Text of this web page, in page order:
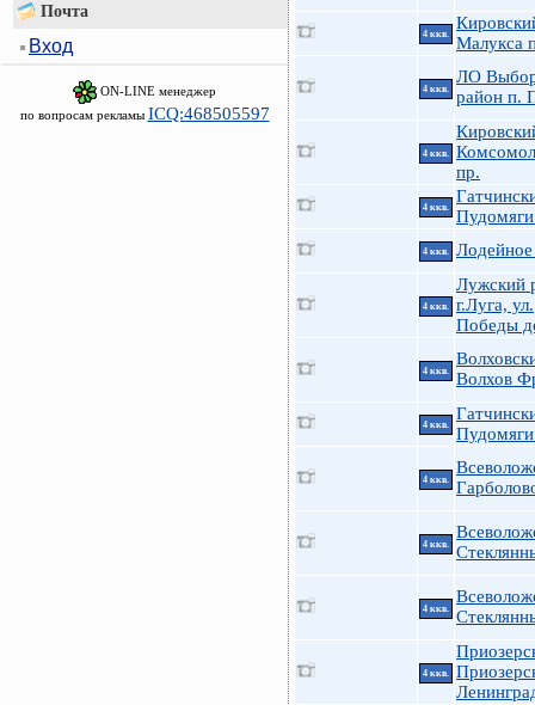
Почта
Вход
ON-LINE менеджер
по вопросам рекламы ICQ:468505597
4 ккв.
Малукса
4 ккв.
ЛО
район п.
4 ккв.
пр.
4 ккв.
4 ккв.
4 ккв.
Лужский
г.Луга, ул.
Победы
4 ккв.
Волхов
4 ккв.
4 ккв.
4 ккв.
4 ккв.
4 ккв.